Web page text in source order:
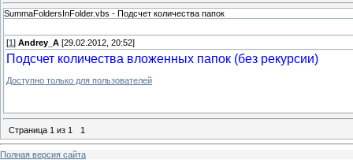
SummaFoldersInFolder.vbs - Подсчет количества папок
[1 ] Andrey_A [29.02.2012, 20:52]
Подсчет количества вложенных папок (без рекурсии)
Доступно только для пользователей
Страница 1 из 1 1
Полная версия сайта